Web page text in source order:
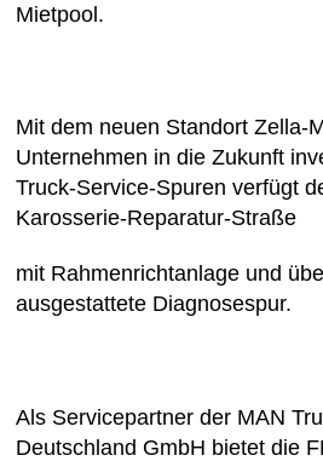
Mietpool.
Mit dem neuen Standort Zella-
Unternehmen in die Zukunft
Truck-Service-Spuren verfügt
Karosserie-Reparatur-Straße
mit Rahmenrichtanlage und
ausgestattete Diagnosespur.
Als Servicepartner der MAN
Deutschland GmbH bietet die